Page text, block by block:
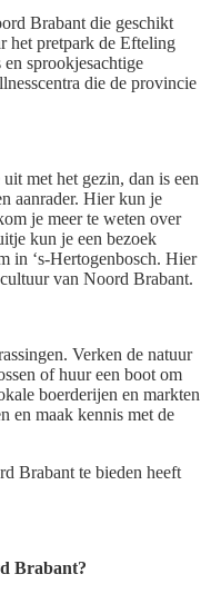
Brabant die geschikt
het pretpark de Efteling
en sprookjesachtige
die de provincie
met het gezin, dan is een
aanrader. Hier kun je
je meer te weten over
kun je een bezoek
in ‘s-Hertogenbosch. Hier
van Noord Brabant.
Verken de natuur
of huur een boot om
boerderijen en markten
en maak kennis met de
Brabant te bieden heeft
Brabant?